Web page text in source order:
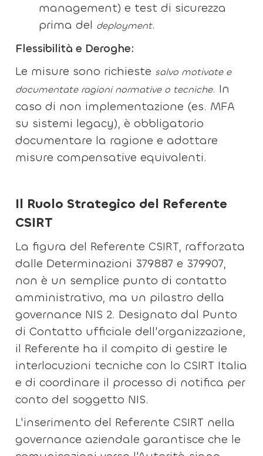
management) e test di sicurezza
prima del deployment.
Flessibilità e Deroghe:
Le misure sono richieste salvo motivate e
documentate ragioni normative o tecniche. In
caso di non implementazione (es. MFA
su sistemi legacy), è obbligatorio
documentare la ragione e adottare
misure compensative equivalenti.
Il Ruolo Strategico del Referente
CSIRT
La figura del Referente CSIRT, rafforzata
dalle Determinazioni 379887 e 379907,
non è un semplice punto di contatto
amministrativo, ma un pilastro della
governance NIS 2. Designato dal Punto
di Contatto ufficiale dell'organizzazione,
il Referente ha il compito di gestire le
interlocuzioni tecniche con lo CSIRT Italia
e di coordinare il processo di notifica per
conto del soggetto NIS.
L'inserimento del Referente CSIRT nella
governance aziendale garantisce che le